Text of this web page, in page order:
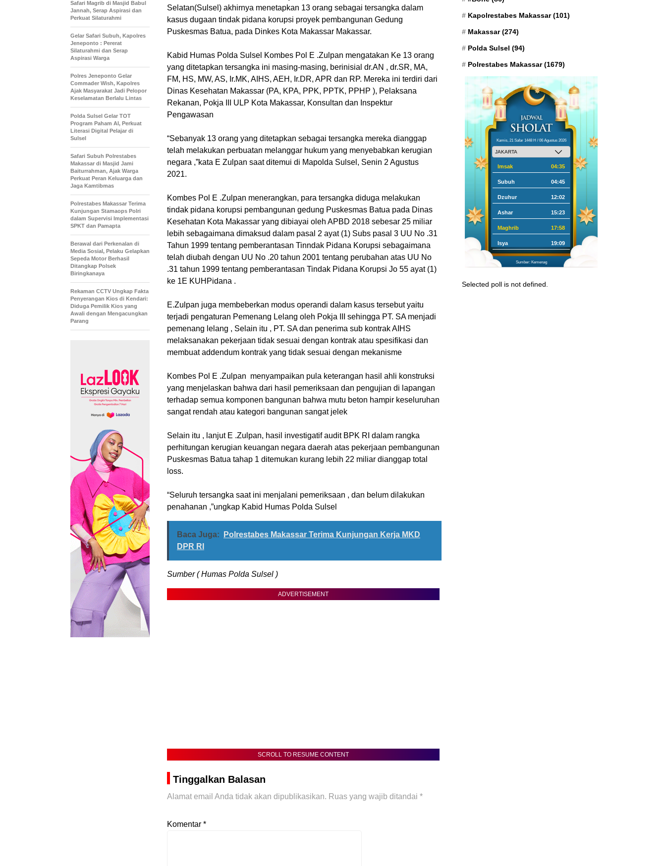
Selatan(Sulsel) akhirnya menetapkan 13 orang sebagai tersangka dalam
kasus dugaan tindak pidana korupsi proyek pembangunan Gedung
Puskesmas Batua, pada Dinkes Kota Makassar Makassar.
Kabid Humas Polda Sulsel Kombes Pol E .Zulpan mengatakan Ke 13 orang
yang ditetapkan tersangka ini masing-masing, berinisial dr.AN , dr.SR, MA,
FM, HS, MW, AS, Ir.MK, AIHS, AEH, Ir.DR, APR dan RP. Mereka ini terdiri dari
Dinas Kesehatan Makassar (PA, KPA, PPK, PPTK, PPHP ), Pelaksana
Rekanan, Pokja III ULP Kota Makassar, Konsultan dan Inspektur
Pengawasan
“Sebanyak 13 orang yang ditetapkan sebagai tersangka mereka dianggap
telah melakukan perbuatan melanggar hukum yang menyebabkan kerugian
negara ,”kata E Zulpan saat ditemui di Mapolda Sulsel, Senin 2 Agustus
2021.
Kombes Pol E .Zulpan menerangkan, para tersangka diduga melakukan
tindak pidana korupsi pembangunan gedung Puskesmas Batua pada Dinas
Kesehatan Kota Makassar yang dibiayai oleh APBD 2018 sebesar 25 miliar
lebih sebagaimana dimaksud dalam pasal 2 ayat (1) Subs pasal 3 UU No .31
Tahun 1999 tentang pemberantasan Tinndak Pidana Korupsi sebagaimana
telah diubah dengan UU No .20 tahun 2001 tentang perubahan atas UU No
.31 tahun 1999 tentang pemberantasan Tindak Pidana Korupsi Jo 55 ayat (1)
ke 1E KUHPidana .
E.Zulpan juga membeberkan modus operandi dalam kasus tersebut yaitu
terjadi pengaturan Pemenang Lelang oleh Pokja III sehingga PT. SA menjadi
pemenang lelang , Selain itu , PT. SA dan penerima sub kontrak AIHS
melaksanakan pekerjaan tidak sesuai dengan kontrak atau spesifikasi dan
membuat addendum kontrak yang tidak sesuai dengan mekanisme
Kombes Pol E .Zulpan menyampaikan pula keterangan hasil ahli konstruksi
yang menjelaskan bahwa dari hasil pemeriksaan dan pengujian di lapangan
terhadap semua komponen bangunan bahwa mutu beton hampir keseluruhan
sangat rendah atau kategori bangunan sangat jelek
Selain itu , lanjut E .Zulpan, hasil investigatif audit BPK RI dalam rangka
perhitungan kerugian keuangan negara daerah atas pekerjaan pembangunan
Puskesmas Batua tahap 1 ditemukan kurang lebih 22 miliar dianggap total
loss.
“Seluruh tersangka saat ini menjalani pemeriksaan , dan belum dilakukan
penahanan ,”ungkap Kabid Humas Polda Sulsel
Baca Juga:
Polrestabes Makassar Terima Kunjungan Kerja MKD
DPR RI
Sumber ( Humas Polda Sulsel )
ADVERTISEMENT
SCROLL TO RESUME CONTENT
Tinggalkan Balasan
Alamat email Anda tidak akan dipublikasikan. Ruas yang wajib ditandai *
Komentar *
Safari Magrib di Masjid Babul
Jannah, Serap Aspirasi dan
Perkuat Silaturahmi
Gelar Safari Subuh, Kapolres
Jeneponto : Pererat
Silaturahmi dan Serap
Aspirasi Warga
Polres Jeneponto Gelar
Commader Wish, Kapolres
Ajak Masyarakat Jadi Pelopor
Keselamatan Berlalu Lintas
Polda Sulsel Gelar TOT
Program Paham AI, Perkuat
Literasi Digital Pelajar di
Sulsel
Safari Subuh Polrestabes
Makassar di Masjid Jami
Baiturrahman, Ajak Warga
Perkuat Peran Keluarga dan
Jaga Kamtibmas
Polrestabes Makassar Terima
Kunjungan Stamaops Polri
dalam Supervisi Implementasi
SPKT dan Pamapta
Berawal dari Perkenalan di
Media Sosial, Pelaku Gelapkan
Sepeda Motor Berhasil
Ditangkap Polsek
Biringkanaya
Rekaman CCTV Ungkap Fakta
Penyerangan Kios di Kendari:
Diduga Pemilik Kios yang
Awali dengan Mengacungkan
Parang
Kapolrestabes Makassar(101)
Makassar(274)
Polda Sulsel (94)
Polrestabes Makassar(1679)
Kamis, 21 Safar 1448 H / 06 Agustus 2026
Imsak 04:35
Subuh 04:45
Dzuhur 12:02
Ashar 15:23
Maghrib 17:58
Isya 19:09
Sumber: Kemenag
Selected poll is not defined.